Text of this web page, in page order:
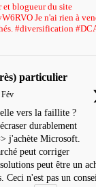
et blogueur du site
Je n'ai rien à
#diversification
particulier
vers la faillite ?
durablement
j'achète Microsoft.
peut corriger
peut être un
Ceci n'est pas un